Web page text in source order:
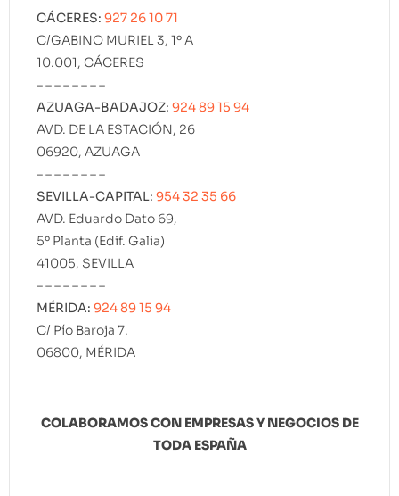
CÁCERES: 927 26 10 71
C/GABINO MURIEL 3, 1º A
10.001, CÁCERES
– – – – – – – –
AZUAGA-BADAJOZ: 924 89 15 94
AVD. DE LA ESTACIÓN, 26
06920, AZUAGA
– – – – – – – –
SEVILLA-CAPITAL: 954 32 35 66
AVD. Eduardo Dato 69,
5º Planta (Edif. Galia)
41005, SEVILLA
– – – – – – – –
MÉRIDA: 924 89 15 94
C/ Pío Baroja 7.
06800, MÉRIDA
COLABORAMOS CON EMPRESAS Y NEGOCIOS DE
TODA ESPAÑA